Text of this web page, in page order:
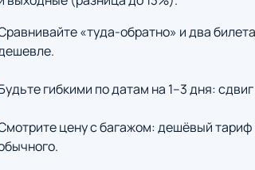
«туда-обратно» и два
гибкими по датам на 1–3 дня:
цену с багажом: дешёвый